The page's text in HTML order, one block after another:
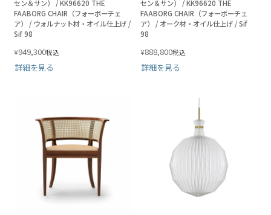
セン＆サン） / KK96620 THE
FAABORG CHAIR（フォーボーチェ
ア） / ウォルナット材・オイル仕上げ /
Sif 98
¥949,300税込
詳細を見る
セン＆サン） / KK96620 THE
FAABORG CHAIR（フォーボーチェ
ア） / オーク材・オイル仕上げ / Sif
98
¥888,800税込
詳細を見る